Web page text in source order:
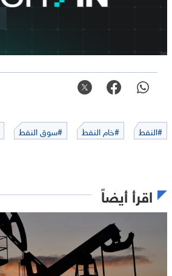
#النفط #خام النفط #سوق النفط
اقرأ أيضاً